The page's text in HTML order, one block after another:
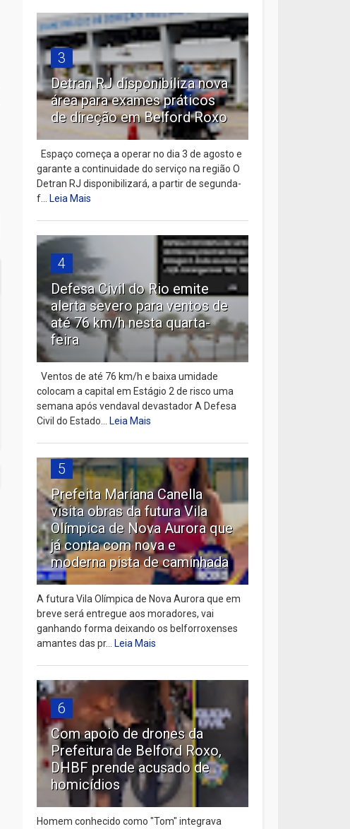
3
Detran RJ disponibiliza nova
área para exames práticos
de direção em Belford Roxo
Espaço começa a operar no dia 3 de agosto e
garante a continuidade do serviço na região O
Detran RJ disponibilizará, a partir de segunda-
f...Leia Mais
4
Defesa Civil do Rio emite
alerta severo para ventos de
até 76 km/h nesta quarta-
feira
Ventos de até 76 km/h e baixa umidade
colocam a capital em Estágio 2 de risco uma
semana após vendaval devastador A Defesa
Civil do Estado...Leia Mais
5
Prefeita Mariana Canella
visita obras da futura Vila
Olímpica de Nova Aurora que
já conta com nova e
moderna pista de caminhada
A futura Vila Olímpica de Nova Aurora que em
breve será entregue aos moradores, vai
ganhando forma deixando os belforroxenses
amantes das pr...Leia Mais
6
Com apoio de drones da
Prefeitura de Belford Roxo,
DHBF prende acusado de
homicídios
Homem conhecido como "Tom" integrava